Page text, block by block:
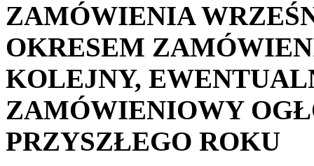
ZAMÓWIENIA
OKRESEM
KOLEJNY,
ZAMÓWIENIOWY
PRZYSZŁEGO ROKU